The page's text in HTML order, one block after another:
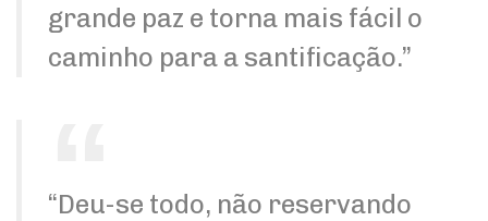
grande paz e torna mais fácil o
caminho para a santificação.”
“Deu-se todo, não reservando